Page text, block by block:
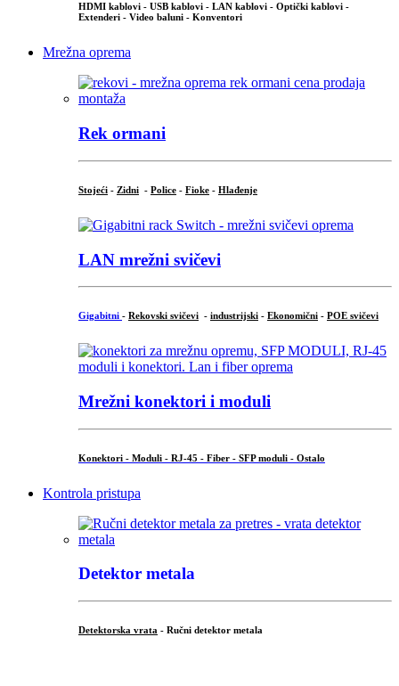
HDMI kablovi - USB kablovi - LAN kablovi - Optički kablovi -
Extenderi - Video baluni - Konventori
Mrežna oprema
Rek ormani
Stojeći - Zidni - Police - Fioke - Hlađenje
LAN mrežni svičevi
Gigabitni - Rekovski svičevi - industrijski - Ekonomični - POE svičevi
Mrežni konektori i moduli
Konektori - Moduli - RJ-45 - Fiber - SFP moduli - Ostalo
Kontrola pristupa
Detektor metala
Detektorska vrata - Ručni detektor metala